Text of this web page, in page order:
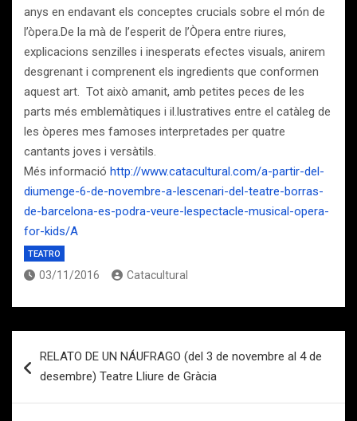
anys en endavant els conceptes crucials sobre el món de
l’òpera.De la mà de l’esperit de l’Òpera entre riures,
explicacions senzilles i inesperats efectes visuals, anirem
desgrenant i comprenent els ingredients que conformen
aquest art. Tot això amanit, amb petites peces de les
parts més emblemàtiques i il.lustratives entre el catàleg de
les òperes mes famoses interpretades per quatre
cantants joves i versàtils.
Més informació http://www.catacultural.com/a-partir-del-
diumenge-6-de-novembre-a-lescenari-del-teatre-borras-
de-barcelona-es-podra-veure-lespectacle-musical-opera-
for-kids/A
TEATRO
03/11/2016 Catacultural
de
RELATO DE UN NÁUFRAGO (del 3 de novembre al 4 de
desembre) Teatre Lliure de Gràcia